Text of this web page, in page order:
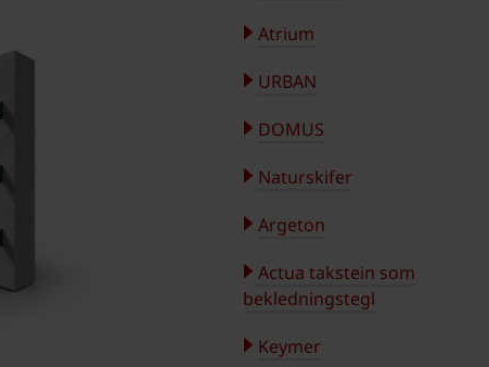
Atrium
URBAN
DOMUS
Naturskifer
Argeton
Actua takstein som
bekledningstegl
Keymer